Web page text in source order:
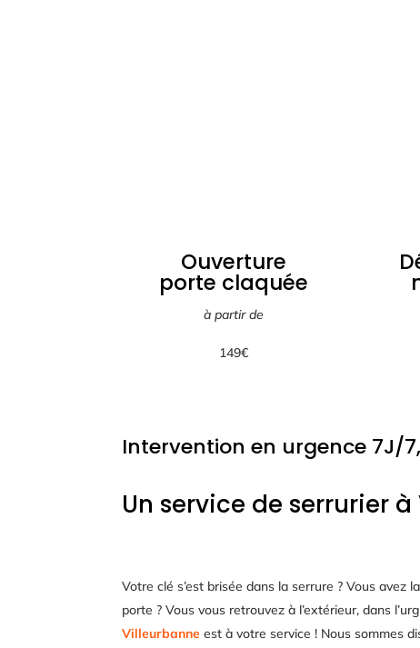
Ouverture
porte claquée
à partir de
149€
Intervention en urgence 7J/
Un service de serrurier
Votre clé s’est brisée dans la serrure ? Vous avez
porte ? Vous vous retrouvez à l’extérieur, dans
Villeurbanne est à votre service ! Nous sommes